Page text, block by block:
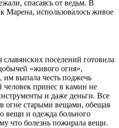
спасаясь от ведьм. В
Марена, использовалось живое
поселений готовила
«живого огня»,
выпала честь поджечь
принес в камин не
и даже деньги. Все
огне старыми вещами, обещая
вещи и одежда больного
что болезнь пожирала вещи.